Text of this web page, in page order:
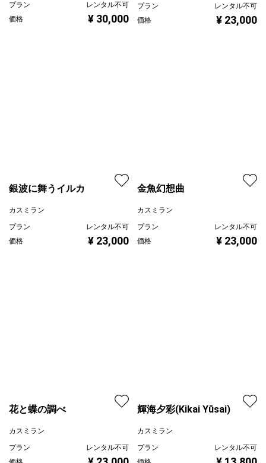
プラン
レンタル不可
価格
¥ 30,000
プラン
レンタル不可
価格
¥ 23,000
銀波に舞うイルカ
カスミラン
プラン
レンタル不可
価格
¥ 23,000
金魚幻想曲
カスミラン
プラン
レンタル不可
価格
¥ 23,000
花と蝶の調べ
カスミラン
プラン
レンタル不可
輝海夕彩(Kikai Yūsai)
カスミラン
プラン
レンタル不可